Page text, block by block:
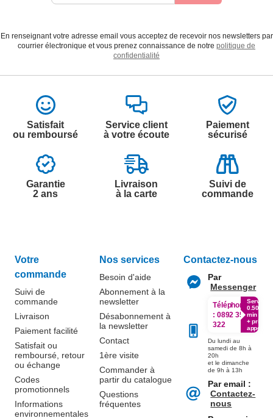
En renseignant votre adresse email vous acceptez de recevoir nos newsletters par
courrier électronique et vous prenez connaissance de notre politique de
confidentialité
Satisfait
ou remboursé
Service client
à votre écoute
Paiement
sécurisé
Garantie
2 ans
Livraison
à la carte
Suivi de
commande
Votre
commande
Suivi de
commande
Livraison
Paiement facilité
Satisfait ou
remboursé, retour
ou échange
Codes
promotionnels
Informations
environnementales
Nos services
Besoin d'aide
Abonnement à la
newsletter
Désabonnement à
la newsletter
Contact
1ère visite
Commander à
partir du catalogue
Questions
fréquentes
Contactez-nous
Par
Messenger
Téléphone
: 0892 350
322
Service
0.50€ /
min
+ prix
appel
Du lundi au
samedi de 8h à
20h
et le dimanche
de 9h à 13h
Par email :
Contactez-
nous